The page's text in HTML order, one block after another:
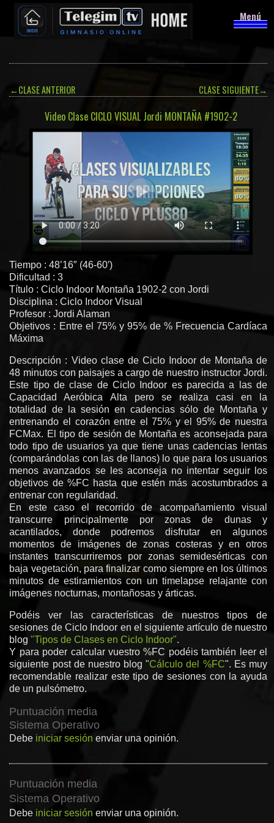
Menú
←CLASE ANTERIOR CLASE SIGUIENTE→
Video Clase CICLO VISUAL Jordi MONTAÑA #1902-2
Tiempo : 48’16″ (46-60′)
Dificultad : 3
Título : Ciclo Indoor Montaña 1902-2 con Jordi
Disciplina : Ciclo Indoor Visual
Profesor : Jordi Alaman
Objetivos : Entre el 75% y 95% de % Frecuencia Cardíaca
Máxima
Descripción : Video clase de Ciclo Indoor de Montaña de
48 minutos con paisajes a cargo de nuestro instructor Jordi.
Este tipo de clase de Ciclo Indoor es parecida a las de
Capacidad Aeróbica Alta pero se realiza casi en la
totalidad de la sesión en cadencias sólo de Montaña y
entrenando el corazón entre el 75% y el 95% de nuestra
FCMax. El tipo de sesión de Montaña es aconsejada para
todo tipo de usuarios ya que tiene unas cadencias lentas
(comparándolas con las de llanos) lo que para los usuarios
menos avanzados se les aconseja no intentar seguir los
objetivos de %FC hasta que estén más acostumbrados a
entrenar con regularidad.
En este caso el recorrido de acompañamiento visual
transcurre principalmente por zonas de dunas y
acantilados, donde podremos disfrutar en algunos
momentos de imágenes de zonas costeras y en otros
instantes transcurriremos por zonas semidesérticas con
baja vegetación, para finalizar como siempre en los últimos
minutos de estiramientos con un timelapse relajante con
imágenes nocturnas, montañosas y árticas.
Podéis ver las características de nuestros tipos de
sesiones de Ciclo Indoor en el siguiente artículo de nuestro
blog"Tipos de Clases en Ciclo Indoor".
Y para poder calcular vuestro %FC podéis también leer el
siguiente post de nuestro blog "Cálculo del %FC". Es muy
recomendable realizar este tipo de sesiones con la ayuda
de un pulsómetro.
Puntuación media
Sistema Operativo
Debe iniciar sesión enviar una opinión.
Puntuación media
Sistema Operativo
Debe iniciar sesión enviar una opinión.